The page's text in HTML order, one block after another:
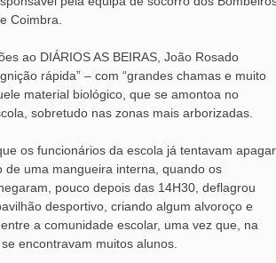
Coimbra.
ao DIÁRIOS AS BEIRAS, João Rosado
rápida” – com “grandes chamas e muito
material biológico, que se amontoa no
sobretudo nas zonas mais arborizadas.
os funcionários da escola já tentavam apagar
de uma mangueira interna, quando os
pouco depois das 14H30, deflagrou
desportivo, criando algum alvoroço e
a comunidade escolar, uma vez que, na
encontravam muitos alunos.